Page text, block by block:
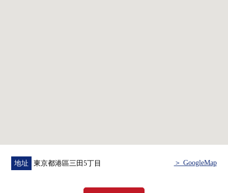
地址 東京都港區三田5丁目 ＞ GoogleMap